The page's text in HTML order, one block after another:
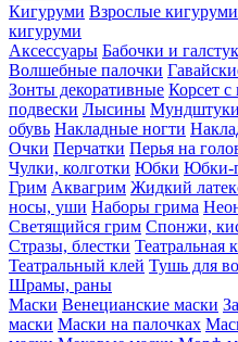
Кигуруми Взрослые кигуруми
кигуруми
Аксессуары Бабочки и
Волшебные палочки
Зонты декоративные Корсет
подвески Лысины Мундштуки
обувь Накладные ногти
Очки Перчатки Перья на
Чулки, колготки Юбки Юбки-
Грим Аквагрим Жидкий
носы, уши Наборы грима
Светящийся грим Спонжи,
Стразы, блестки Театральная
Театральный клей Тушь для
Шрамы, раны
Маски Венецианские маски
маски Маски на палочках